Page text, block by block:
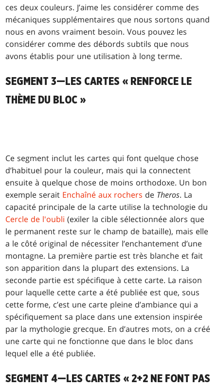
ces deux couleurs. J’aime les considérer comme des
mécaniques supplémentaires que nous sortons quand
nous en avons vraiment besoin. Vous pouvez les
considérer comme des débords subtils que nous
avons établis pour une utilisation à long terme.
SEGMENT 3—LES CARTES « RENFORCE LE
THÈME DU BLOC »
Ce segment inclut les cartes qui font quelque chose
d’habituel pour la couleur, mais qui la connectent
ensuite à quelque chose de moins orthodoxe. Un bon
exemple serait Enchaîné aux rochers de Theros. La
capacité principale de la carte utilise la technologie du
Cercle de l'oubli (exiler la cible sélectionnée alors que
le permanent reste sur le champ de bataille), mais elle
a le côté original de nécessiter l’enchantement d’une
montagne. La première partie est très blanche et fait
son apparition dans la plupart des extensions. La
seconde partie est spécifique à cette carte. La raison
pour laquelle cette carte a été publiée est que, sous
cette forme, c’est une carte pleine d’ambiance qui a
spécifiquement sa place dans une extension inspirée
par la mythologie grecque. En d’autres mots, on a créé
une carte qui ne fonctionne que dans le bloc dans
lequel elle a été publiée.
SEGMENT 4—LES CARTES « 2+2 NE FONT PAS